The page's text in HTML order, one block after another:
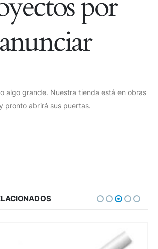
anunciar
algo grande. Nuestra tienda está en obras
pronto abrirá sus puertas.